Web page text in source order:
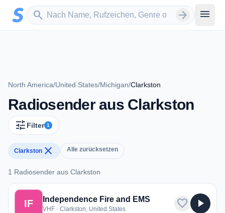
Zum Hauptinhalt springen
search
Sender suchen arrow_forward menu
North America/United States/Michigan/Clarkston
Radiosender aus Clarkston
tune Filter 1
Clarkston close Alle zurücksetzen
1 Radiosender aus Clarkston
1 Radiosender aus Clarkston
IF Independence Fire and EMS
VHF · Clarkston, United States favorite play_arrow